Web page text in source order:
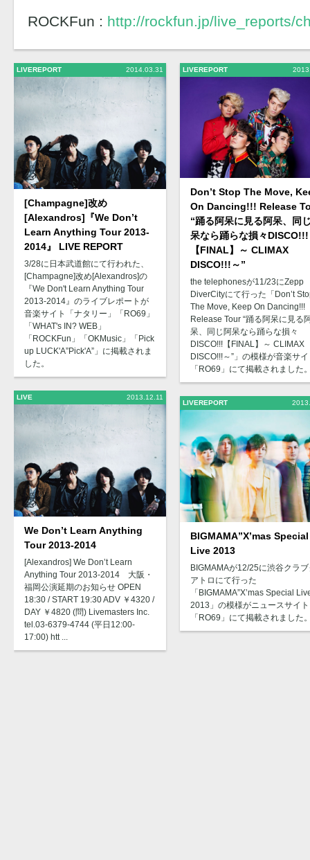
ROCKFun : http://rockfun.jp/live_reports/
LIVEREPORT 2014.03.31
[Champagne]改め
[Alexandros]『We Don’t
Learn Anything Tour 2013-
2014』 LIVE REPORT
3/28に日本武道館にて行われた、
[Champagne]改め[Alexandros]の
『We Don't Learn Anything Tour
2013-2014』のライブレポートが
音楽サイト「ナタリー」「RO69」
「WHAT's IN? WEB」
「ROCKFun」「OKMusic」「Pick
up LUCK'A”Pick'A”」に掲載されま
した。
LIVE 2013.12.11
We Don’t Learn Anything
Tour 2013-2014
[Alexandros] We Don’t Learn
Anything Tour 2013-2014 大阪・
福岡公演延期のお知らせ OPEN
18:30 / START 19:30 ADV ￥4320 /
DAY ￥4820 (問) Livemasters Inc.
tel.03-6379-4744 (平日12:00-
17:00) htt ...
LIVEREPORT
Don’t Stop The Move,
On Dancing!!! Release
“踊る阿呆に見る阿呆、同
呆なら踊らな損々DISCO!!!
【FINAL】～ CLIMAX
DISCO!!!～”
the telephonesが11/23にZepp
DiverCityにて行った「Don’t
The Move, Keep On Dancing!!!
Release Tour “踊る阿呆に見る
呆、同じ阿呆なら踊らな損々
DISCO!!!【FINAL】～ CLIMAX
DISCO!!!～”」の模様が音楽サ
「RO69」にて掲載されました
LIVEREPORT
BIGMAMA”X’mas Special
Live 2013
BIGMAMAが12/25に渋谷クラ
アトロにて行った
「BIGMAMA”X’mas Special
2013」の模様がニュースサイト
「RO69」にて掲載されました